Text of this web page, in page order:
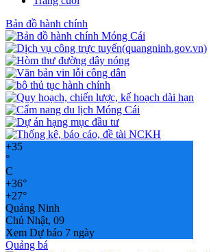
Bản đồ hành chính
+35
°
C
+36°
+27°
Quảng Ninh
Chủ Nhật, 09
Xem Dự báo 7 ngày
Quảng bá